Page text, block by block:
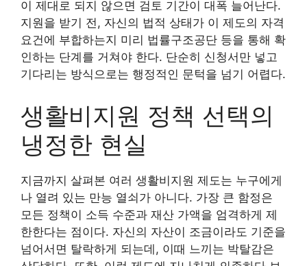
이 제대로 되지 않으면 검토 기간이 대폭 늘어난다.
지원을 받기 전, 자신의 법적 상태가 이 제도의 자격
요건에 부합하는지 미리 법률구조공단 등을 통해 확
인하는 단계를 거쳐야 한다. 단순히 신청서만 넣고
기다리는 방식으로는 행정적인 문턱을 넘기 어렵다.
생활비지원 정책 선택의
냉정한 현실
지금까지 살펴본 여러 생활비지원 제도는 누구에게
나 열려 있는 만능 열쇠가 아니다. 가장 큰 함정은
모든 정책이 소득 수준과 재산 가액을 엄격하게 제
한한다는 점이다. 자신의 자산이 조금이라도 기준을
넘어서면 탈락하게 되는데, 이때 느끼는 박탈감은